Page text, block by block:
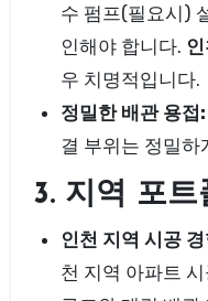
수 펌프(필요시)
인해야 합니다.
우 치명적입니다.
정밀한 배관 용접:
결 부위는 정밀
3. 지역 포
인천 지역 시공
천 지역 아파트